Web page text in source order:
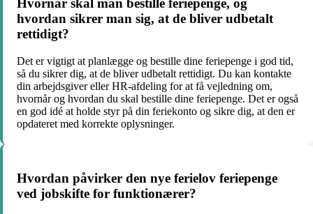
Hvornår skal man bestille feriepenge, og
hvordan sikrer man sig, at de bliver udbetalt
rettidigt?
Det er vigtigt at planlægge og bestille dine feriepenge i god tid,
så du sikrer dig, at de bliver udbetalt rettidigt. Du kan kontakte
din arbejdsgiver eller HR-afdeling for at få vejledning om,
hvornår og hvordan du skal bestille dine feriepenge. Det er også
en god idé at holde styr på din feriekonto og sikre dig, at den er
opdateret med korrekte oplysninger.
Hvordan påvirker den nye ferielov feriepenge
ved jobskifte for funktionærer?